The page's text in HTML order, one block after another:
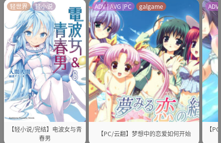
【轻小说/完结】电波女与青
春男
轻世界 轻小说
【PC/云翻】梦想中的恋爱如何开始
ADV | AVG |PC galgame
【
ADV